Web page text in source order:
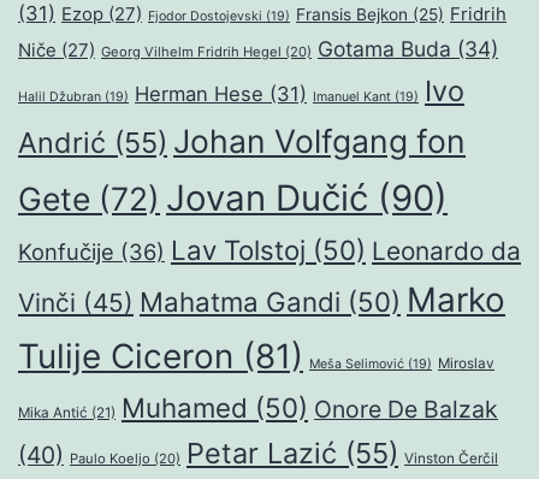
(31) Ezop (27) Fjodor Dostojevski (19) Fransis Bejkon (25) Fridrih
Niče (27) Georg Vilhelm Fridrih Hegel (20) Gotama Buda (34)
Halil Džubran (19) Herman Hese (31) Imanuel Kant (19)
Ivo
Andrić (55) Johan Volfgang fon
Gete (72) Jovan Dučić (90)
Konfučije (36) Lav Tolstoj (50) Leonardo da
Vinči (45) Mahatma Gandi (50) Marko
Tulije Ciceron (81) Meša Selimović (19) Miroslav
Mika Antić (21) Muhamed (50) Onore De Balzak
(40) Paulo Koeljo (20) Petar Lazić (55) Vinston Čerčil